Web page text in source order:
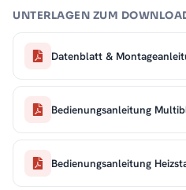
UNTERLAGEN ZUM
Datenblatt &
Bedienungsanleitung
Bedienungsanleitung